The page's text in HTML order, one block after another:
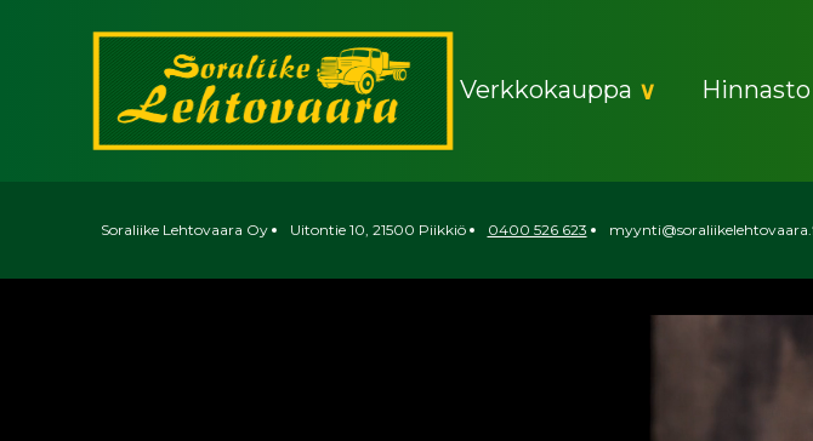
sisältöön
Soraliike
Lehtovaara
Verkkokauppa
Avaa
Hinnasto
Soraliike Lehtovaara Oy Uitontie 10, 21500 Piikkiö 0400 526 623